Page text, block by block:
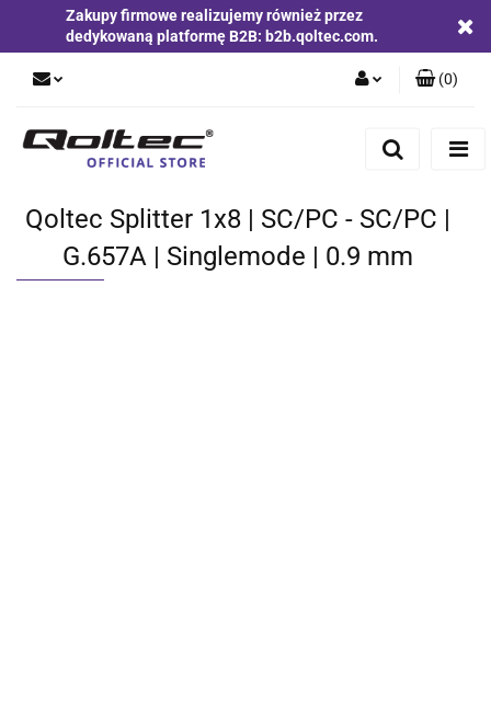
Zakupy firmowe realizujemy również przez
dedykowaną platformę B2B: b2b.qoltec.com.
Zgody cookies
(0)
Qoltec Splitter 1x8 | SC/PC - SC/PC |
G.657A | Singlemode | 0.9 mm